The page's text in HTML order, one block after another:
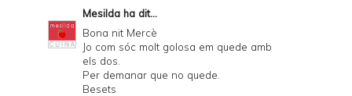
Mesilda ha dit...
Bona nit Mercè
Jo com sóc molt golosa em quede amb
els dos.
Per demanar que no quede.
Besets